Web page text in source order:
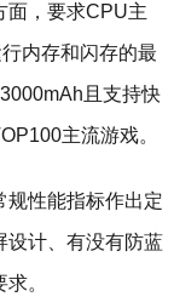
面，要求CPU主
内存和闪存的最
且支持快
主流游戏。
规性能指标作出定
设计、有没有防蓝
。